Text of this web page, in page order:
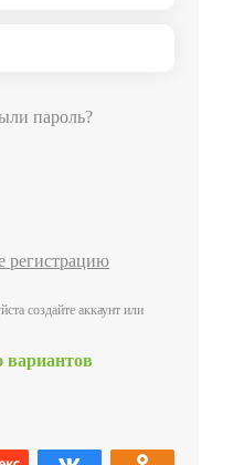
пароль?
регистрацию
создайте аккаунт или
вариантов